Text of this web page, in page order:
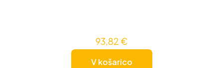
93,82 €
V košarico